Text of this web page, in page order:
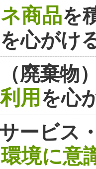
商品を
心がけ
廃棄物
用を心
ービス
環境に意